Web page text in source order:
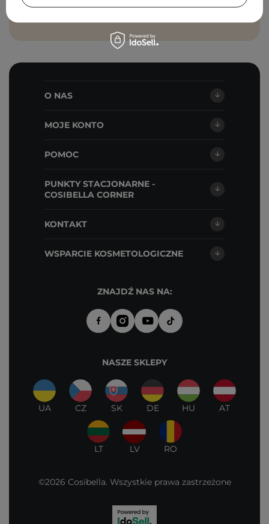
ZAPISZ SIĘ
O NAS
MOJE KONTO
POMOC
PUNKTY STACJONARNE -
COSIBELLA CORNER
KONTAKT
WSPARCIE KOSMETOLOGICZNE
ZNAJDŹ NAS NA:
NASZE SKLEPY
UA CZ SK DE HU AT
LT LV RO
©2026 Cosibella. Wszystkie prawa zastrzeżone